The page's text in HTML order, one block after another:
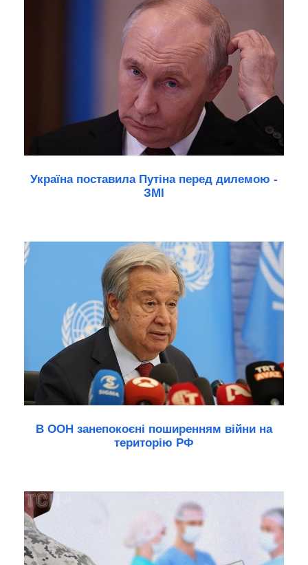
Україна поставила Путіна перед дилемою -
ЗМІ
В ООН занепокоєні поширенням війни на
територію РФ